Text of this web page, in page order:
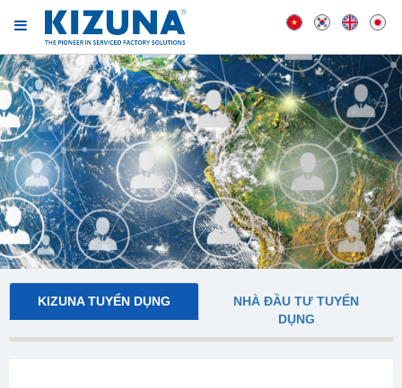
KIZUNA TUYỂN DỤNG
NHÀ ĐẦU TƯ TUYỂN
DỤNG